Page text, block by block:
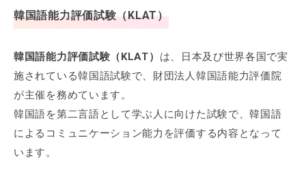
韓国語能力評価試験（KLAT）
韓国語能力評価試験（KLAT） は、日本及び世界各国で実
施されている韓国語試験で、財団法人韓国語能力評価院
が主催を務めています。
韓国語を第二言語として学ぶ人に向けた試験で、韓国語
によるコミュニケーション能力を評価する内容となって
います。